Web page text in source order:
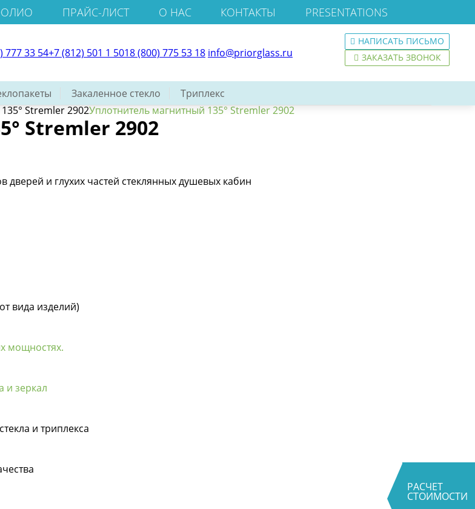
ПРАЙС-ЛИСТ О НАС КОНТАКТЫ PRESENTATIONS
777 33 54+7 (812) 501 1 5018 (800) 775 53 18 info@priorglass.ru
НАПИСАТЬ ПИСЬМО
ЗАКАЗАТЬ ЗВОНОК
Закаленное стекло Триплекс
РАСЧЕТ
СТОИМОСТИ
Stremler 2902Уплотнитель магнитный 135° Stremler 2902
Stremler 2902
дверей и глухих частей стеклянных душевых кабин
вида изделий)
мощностях.
и зеркал
и триплекса